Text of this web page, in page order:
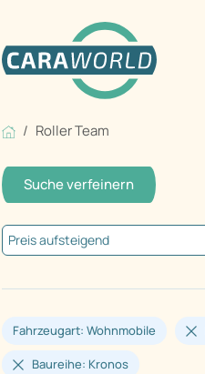
Roller Team
Suche verfeinern
Fahrzeugart: Wohnmobile
Baureihe: Kronos